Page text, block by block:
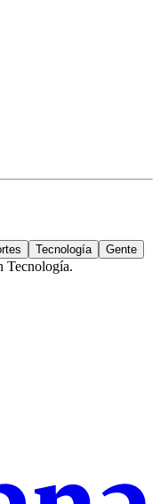
Tecnología Gente
Tecnología.